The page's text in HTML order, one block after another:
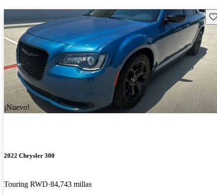
¡Nuevo!
2022 Chrysler 300
Touring RWD 84,743 millas